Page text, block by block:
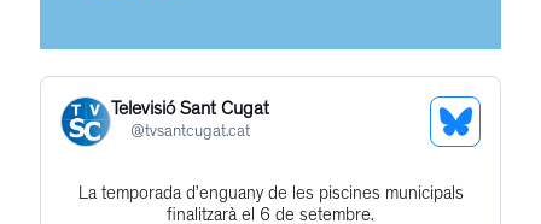
Televisió Sant Cugat
@tvsantcugat.cat
See
Profile
Get
La temporada d’enguany de les piscines municipals
finalitzarà el 6 de setembre.